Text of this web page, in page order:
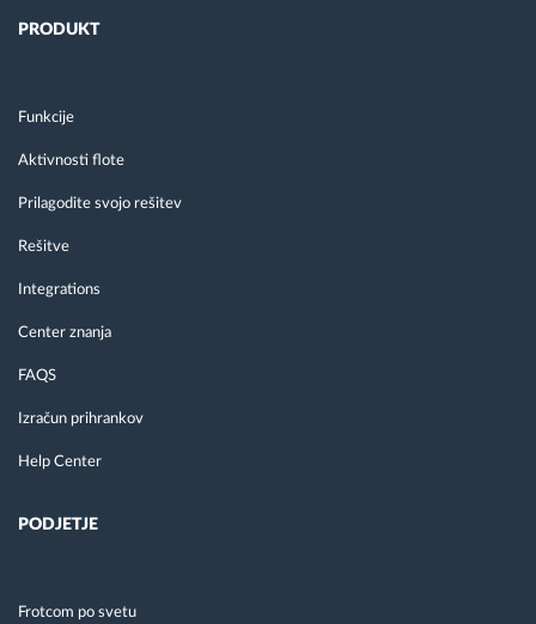
PRODUKT
Funkcije
Aktivnosti flote
Prilagodite svojo rešitev
Rešitve
Integrations
Center znanja
FAQS
Izračun prihrankov
Help Center
PODJETJE
Frotcom po svetu